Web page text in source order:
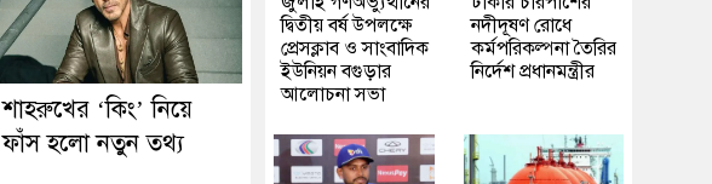
শাহরুখের ‘কিং’ নিয়ে
ফাঁস হলো নতুন তথ্য
দ্বিতীয় বর্ষ উপলক্ষে
প্রেসক্লাব ও সাংবাদিক
ইউনিয়ন বগুড়ার
আলোচনা সভা
নদীদূষণ রোধে
কর্মপরিকল্পনা তৈরির
নির্দেশ প্রধানমন্ত্রীর